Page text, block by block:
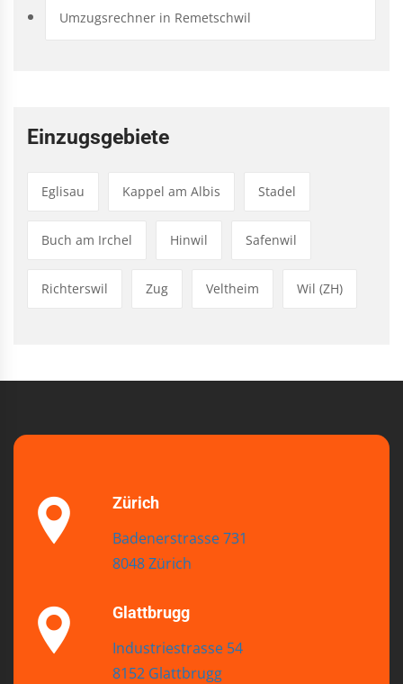
Umzugsrechner in Remetschwil
Einzugsgebiete
Eglisau Kappel am Albis Stadel
Buch am Irchel Hinwil Safenwil
Richterswil Zug Veltheim Wil (ZH)
Zürich
Badenerstrasse 731
8048 Zürich
Glattbrugg
Industriestrasse 54
8152 Glattbrugg